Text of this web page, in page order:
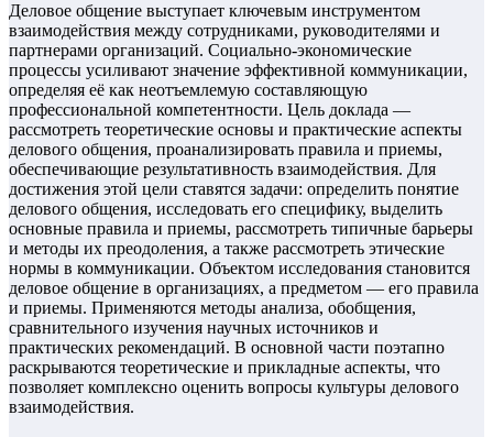
Деловое общение выступает ключевым инструментом
взаимодействия между сотрудниками, руководителями и
партнерами организаций. Социально-экономические
процессы усиливают значение эффективной коммуникации,
определяя её как неотъемлемую составляющую
профессиональной компетентности. Цель доклада —
рассмотреть теоретические основы и практические аспекты
делового общения, проанализировать правила и приемы,
обеспечивающие результативность взаимодействия. Для
достижения этой цели ставятся задачи: определить понятие
делового общения, исследовать его специфику, выделить
основные правила и приемы, рассмотреть типичные барьеры
и методы их преодоления, а также рассмотреть этические
нормы в коммуникации. Объектом исследования становится
деловое общение в организациях, а предметом — его правила
и приемы. Применяются методы анализа, обобщения,
сравнительного изучения научных источников и
практических рекомендаций. В основной части поэтапно
раскрываются теоретические и прикладные аспекты, что
позволяет комплексно оценить вопросы культуры делового
взаимодействия.